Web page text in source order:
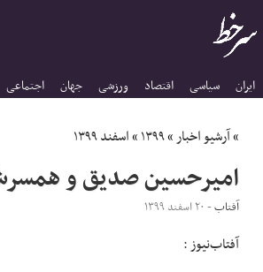
ایران سیاسی اقتصاد ورزشی جهان اجتماعی
»آرشیو اخبار»۱۳۹۹»اسفند ۱۳۹۹
امیرحسین صدیق و
آفتاب- ۲۰ اسفند ۱۳۹۹
آفتاب‌‌نیوز :